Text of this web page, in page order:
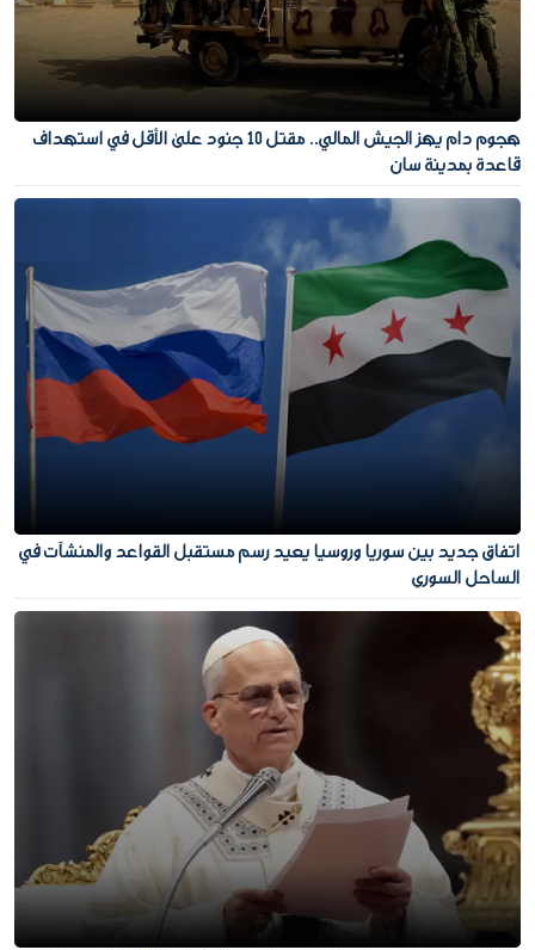
هجوم دام يهز الجيش المالي.. مقتل 10 جنود على الأقل في استهداف
قاعدة بمدينة سان
اتفاق جديد بين سوريا وروسيا يعيد رسم مستقبل القواعد والمنشآت في
الساحل السوري